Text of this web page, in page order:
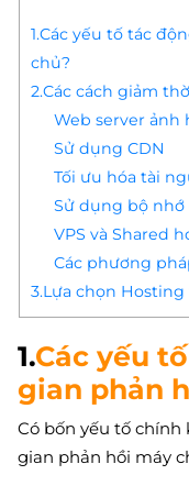
1.Các yếu tố tác
chủ?
2.Các cách giảm
Web server
Sử dụng CDN
Tối ưu hóa tài
Sử dụng bộ nhớ
VPS và Shared
Các phương
3.Lựa chọn
1.Các yếu
gian phản
Có bốn yếu tố
gian phản hồi máy